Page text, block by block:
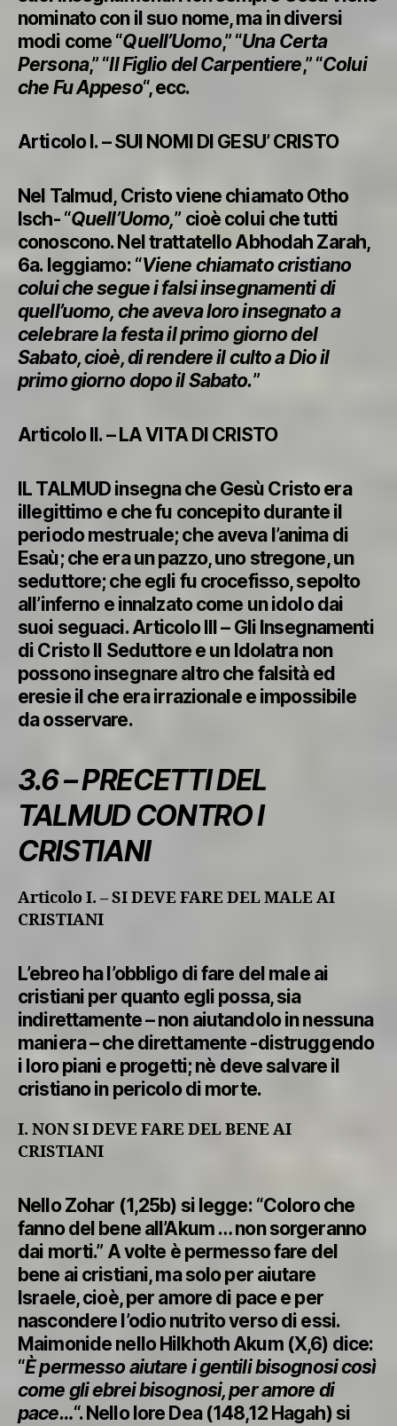
nominato con il suo nome, ma in diversi
modi come “Quell’Uomo,” “Una Certa
Persona,” “Il Figlio del Carpentiere,” “Colui
che Fu Appeso“, ecc.
Articolo I. – SUI NOMI DI GESU’ CRISTO
Nel Talmud, Cristo viene chiamato Otho
Isch- “Quell’Uomo,” cioè colui che tutti
conoscono. Nel trattatello Abhodah Zarah,
6a. leggiamo: “Viene chiamato cristiano
colui che segue i falsi insegnamenti di
quell’uomo, che aveva loro insegnato a
celebrare la festa il primo giorno del
Sabato, cioè, di rendere il culto a Dio il
primo giorno dopo il Sabato.”
Articolo II. – LA VITA DI CRISTO
IL TALMUD insegna che Gesù Cristo era
illegittimo e che fu concepito durante il
periodo mestruale; che aveva l’anima di
Esaù; che era un pazzo, uno stregone, un
seduttore; che egli fu crocefisso, sepolto
all’inferno e innalzato come un idolo dai
suoi seguaci. Articolo III – Gli Insegnamenti
di Cristo Il Seduttore e un Idolatra non
possono insegnare altro che falsità ed
eresie il che era irrazionale e impossibile
da osservare.
3.6 – PRECETTI DEL
TALMUD CONTRO I
CRISTIANI
Articolo I. – SI DEVE FARE DEL MALE AI
CRISTIANI
L’ebreo ha l’obbligo di fare del male ai
cristiani per quanto egli possa, sia
indirettamente – non aiutandolo in nessuna
maniera – che direttamente -distruggendo
i loro piani e progetti; nè deve salvare il
cristiano in pericolo di morte.
I. NON SI DEVE FARE DEL BENE AI
CRISTIANI
Nello Zohar (1,25b) si legge: “Coloro che
fanno del bene all’Akum … non sorgeranno
dai morti.” A volte è permesso fare del
bene ai cristiani, ma solo per aiutare
Israele, cioè, per amore di pace e per
nascondere l’odio nutrito verso di essi.
Maimonide nello Hilkhoth Akum (X,6) dice:
“È permesso aiutare i gentili bisognosi così
come gli ebrei bisognosi, per amore di
pace…“. Nello Iore Dea (148,12 Hagah) si